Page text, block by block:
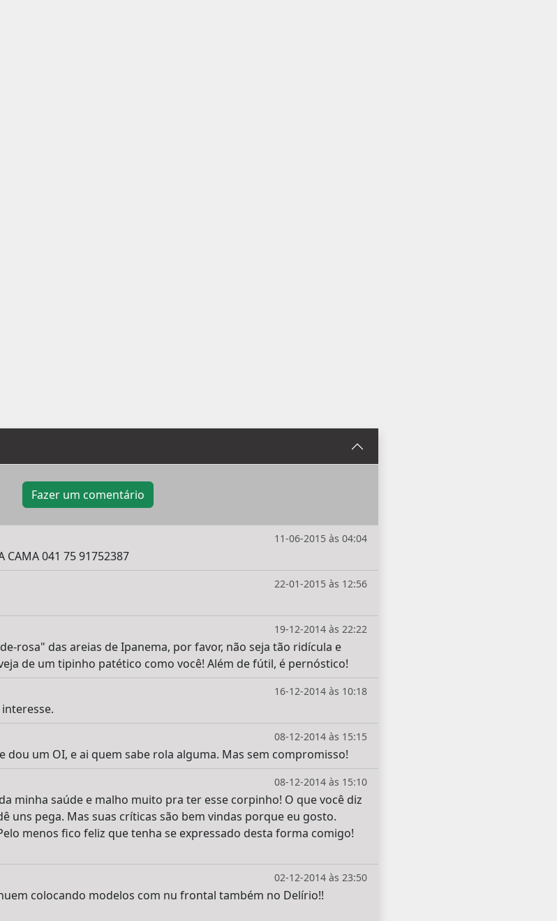
Fazer um comentário
11-06-2015 às 04:04
CAMA 041 75 91752387
22-01-2015 às 12:56
19-12-2014 às 22:22
rosa" das areias de Ipanema, por favor, não seja tão ridícula e
de um tipinho patético como você! Além de fútil, é pernóstico!
16-12-2014 às 10:18
08-12-2014 às 15:15
dou um OI, e ai quem sabe rola alguma. Mas sem compromisso!
08-12-2014 às 15:10
minha saúde e malho muito pra ter esse corpinho! O que você diz
uns pega. Mas suas críticas são bem vindas porque eu gosto.
menos fico feliz que tenha se expressado desta forma comigo!
02-12-2014 às 23:50
colocando modelos com nu frontal também no Delírio!!